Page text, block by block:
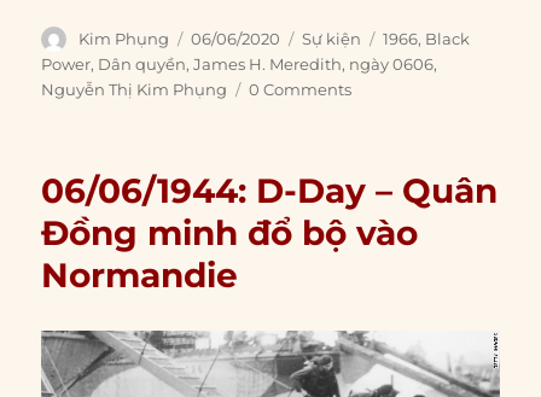
Author
Kim Phụng
Posted
on
06/06/2020 Categories
Sự kiện Tags
1966, Black
Power, Dân quyền,James H. Meredith, ngày 0606,
Nguyễn Thị Kim Phụng
0 Comments
06/06/1944: D-Day – Quân
Đồng minh đổ bộ vào
Normandie